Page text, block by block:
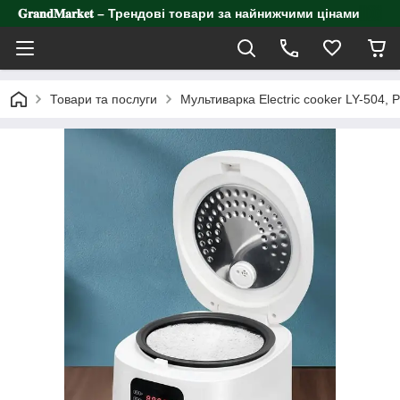
𝐆𝐫𝐚𝐧𝐝𝐌𝐚𝐫𝐤𝐞𝐭 – Трендові товари за найнижчими цінами
Товари та послуги Мультиварка Electric cooker LY-504,